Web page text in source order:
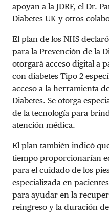
apoyan a la JDRF, el Dr.
Diabetes UK y otros
El plan de los NHS
para la Prevención de la
otorgará acceso digital a
con diabetes Tipo 2
acceso a la herramienta
Diabetes. Se otorga
de la tecnología para
atención médica.
El plan también indicó
tiempo proporcionarían
para el cuidado de los
especializada en
para ayudar en la
reingreso y la duración